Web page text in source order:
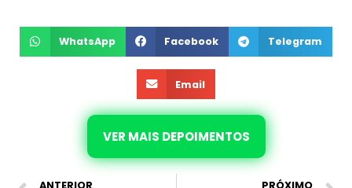
WhatsApp Facebook Telegram
Email
VER MAIS DEPOIMENTOS